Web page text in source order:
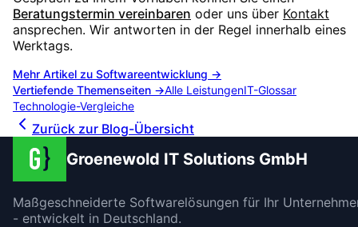
Beratungstermin vereinbaren oder uns über Kontakt
ansprechen. Wir antworten in der Regel innerhalb eines
Werktags.
Mehr Artikel zu Softwareentwicklung →
Vertiefende Themenseiten →Alle LeistungenIT-Glossar
Technologie-Vergleiche
Zurück zur Blog-Übersicht
Groenewold IT Solutions GmbH
Maßgeschneiderte Softwarelösungen für Ihr
- entwickelt in Deutschland.